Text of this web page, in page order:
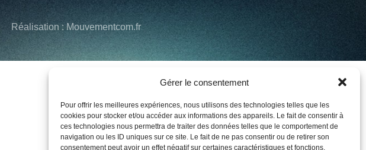
Gérer le consentement
Pour offrir les meilleures expériences, nous utilisons des technologies telles que les
cookies pour stocker et/ou accéder aux informations des appareils. Le fait de consentir à
ces technologies nous permettra de traiter des données telles que le comportement de
navigation ou les ID uniques sur ce site. Le fait de ne pas consentir ou de retirer son
consentement peut avoir un effet négatif sur certaines caractéristiques et fonctions.
Réalisation : Mouvementcom.fr